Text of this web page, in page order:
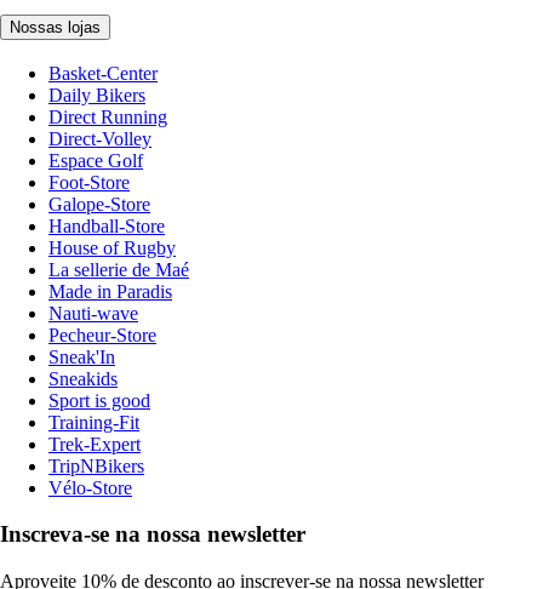
Nossas lojas
Basket-Center
Daily Bikers
Direct Running
Direct-Volley
Espace Golf
Foot-Store
Galope-Store
Handball-Store
House of Rugby
La sellerie de Maé
Made in Paradis
Nauti-wave
Pecheur-Store
Sneak'In
Sneakids
Sport is good
Training-Fit
Trek-Expert
TripNBikers
Vélo-Store
Inscreva-se na nossa newsletter
Aproveite 10% de desconto ao inscrever-se na nossa newsletter